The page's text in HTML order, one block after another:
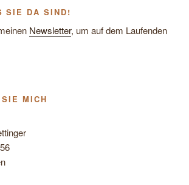
SIE DA SIND!
Newsletter, um auf dem Laufenden
MICH